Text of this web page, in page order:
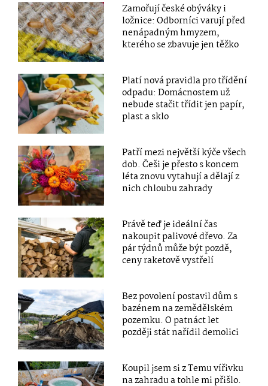
Zamořují české obýváky i
ložnice: Odborníci varují před
nenápadným hmyzem,
kterého se zbavuje jen těžko
Platí nová pravidla pro třídění
odpadu: Domácnostem už
nebude stačit třídit jen papír,
plast a sklo
Patří mezi největší kýče všech
dob. Češi je přesto s koncem
léta znovu vytahují a dělají z
nich chloubu zahrady
Právě teď je ideální čas
nakoupit palivové dřevo. Za
pár týdnů může být pozdě,
ceny raketově vystřelí
Bez povolení postavil dům s
bazénem na zemědělském
pozemku. O patnáct let
později stát nařídil demolici
Koupil jsem si z Temu vířivku
na zahradu a tohle mi přišlo.